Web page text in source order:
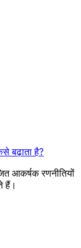
बढ़ाता है?
आकर्षक रणनीतियों
हैं।